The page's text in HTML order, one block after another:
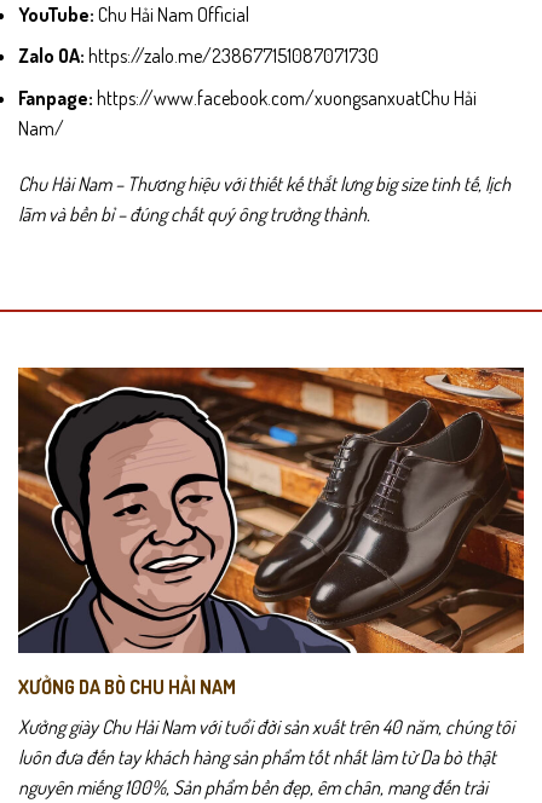
YouTube: Chu Hải Nam Official
Zalo OA: https://zalo.me/238677151087071730
Fanpage: https://www.facebook.com/xuongsanxuatChu Hải
Nam/
Chu Hải Nam – Thương hiệu với thiết kế thắt lưng big size tinh tế, lịch
lãm và bền bỉ – đúng chất quý ông trưởng thành.
XƯỞNG DA BÒ CHU HẢI NAM
Xưởng giày Chu Hải Nam với tuổi đời sản xuất trên 40 năm, chúng tôi
luôn đưa đến tay khách hàng sản phẩm tốt nhất làm từ Da bò thật
nguyên miếng 100%, Sản phẩm bền đẹp, êm chân, mang đến trải